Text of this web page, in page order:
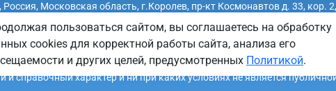
Московская область, г.Королев, пр-кт Космонавтов д. 33, кор.
опечаткой.
справочный характер и ни при каких условиях не является
пользоваться сайтом, вы соглашаетесь на обработку
cookies для корректной работы сайта, анализа его
и других целей, предусмотренных Политикой.